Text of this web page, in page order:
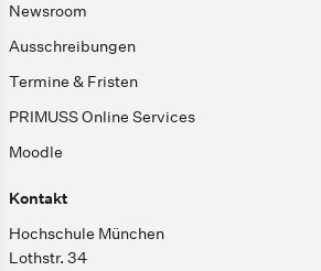
Newsroom
Ausschreibungen
Termine & Fristen
PRIMUSS Online Services
Moodle
Kontakt
Hochschule München
Lothstr. 34